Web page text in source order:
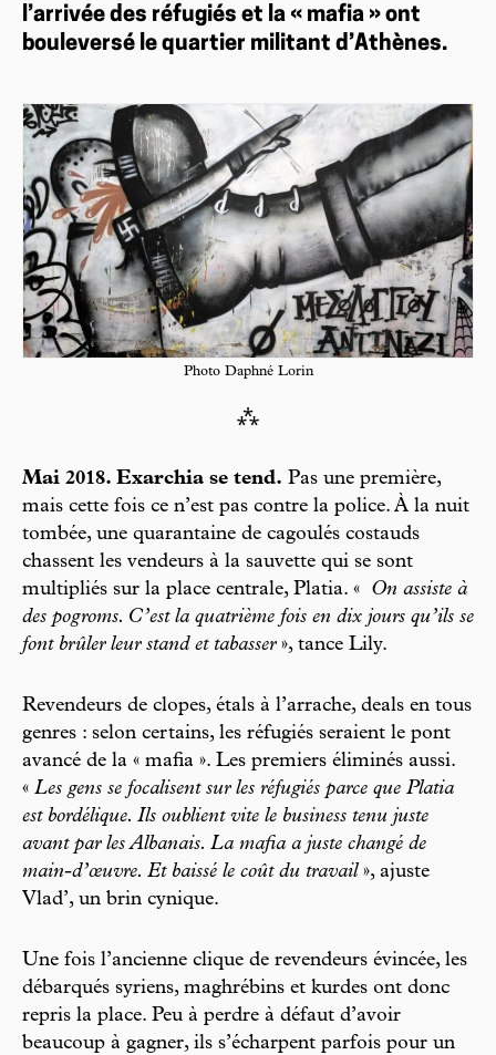
l’arrivée des réfugiés et la « mafia » ont
bouleversé le quartier militant d’Athènes.
Photo Daphné Lorin
⁂
Mai 2018. Exarchia se tend. Pas une première,
mais cette fois ce n’est pas contre la police. À la nuit
tombée, une quarantaine de cagoulés costauds
chassent les vendeurs à la sauvette qui se sont
multipliés sur la place centrale, Platia. «
On assiste à
des pogroms. C’est la quatrième fois en dix jours qu’ils se
font brûler leur stand et tabasser», tance Lily.
Revendeurs de clopes, étals à l’arrache, deals en tous
genres : selon certains, les réfugiés seraient le pont
avancé de la « mafia ». Les premiers éliminés aussi.
« Les gens se focalisent sur les réfugiés parce que Platia
est bordélique. Ils oublient vite le business tenu juste
avant par les Albanais. La mafia a juste changé de
main-d’œuvre. Et baissé le coût du travail», ajuste
Vlad’, un brin cynique.
Une fois l’ancienne clique de revendeurs évincée, les
débarqués syriens, maghrébins et kurdes ont donc
repris la place. Peu à perdre à défaut d’avoir
beaucoup à gagner, ils s’écharpent parfois pour un